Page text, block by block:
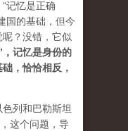
记忆是正确
国的基础，但今
？没错，它似
，记忆是身份的
，恰恰相反，
列和巴勒斯坦
这个问题，导